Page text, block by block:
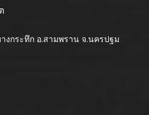
งกระทึก อ.สามพราน จ.นครปฐม